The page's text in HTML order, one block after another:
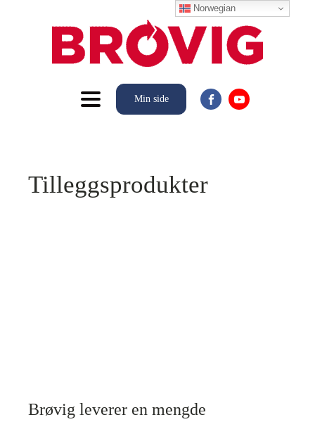
Min side
Tilleggsprodukter
Brøvig leverer en mengde
Norwegian